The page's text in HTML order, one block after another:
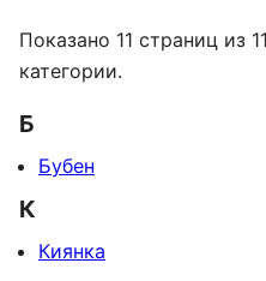
Показано 11 страниц из
категории.
Б
Бубен
К
Киянка